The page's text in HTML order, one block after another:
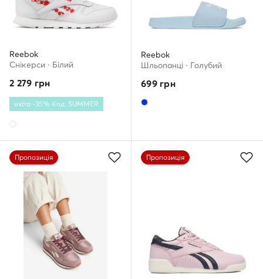
Reebok
Снікерcи · Білий
2 279 грн
extra -35% Код: SUMMER
Reebok
Шльопанці · Голубий
699грн
Пропозиція Пропозиція